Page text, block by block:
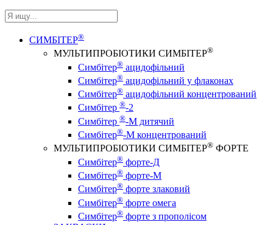
СИМБІТЕР®
МУЛЬТИПРОБІОТИКИ СИМБІТЕР®
Симбітер® ацидофільний
Симбітер® ацидофільний у флаконах
Симбітер® ацидофільний концентрований
Симбітер ®-2
Симбітер ®-М дитячий
Симбітер®-М концентрований
МУЛЬТИПРОБІОТИКИ СИМБІТЕР® ФОРТЕ
Симбітер® форте-Д
Симбітер® форте-М
Симбітер® форте злаковий
Симбітер® форте омега
Симбітер® форте з прополісом